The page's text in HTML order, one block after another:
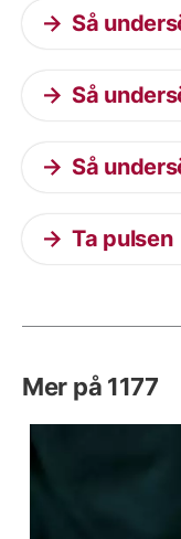
Så
Så
Så
Ta pulsen
Mer på 1177